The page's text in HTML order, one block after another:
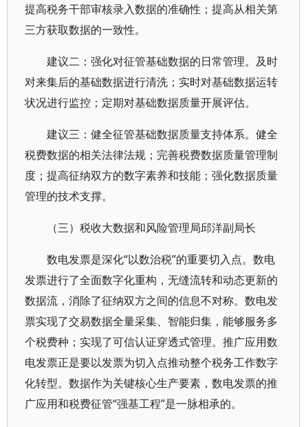
提高税务干部审核录入数据的准确性；提高从相关第
三方获取数据的一致性。
建议二：强化对征管基础数据的日常管理。及时
对来集后的基础数据进行清洗；实时对基础数据运转
状况进行监控；定期对基础数据质量开展评估。
建议三：健全征管基础数据质量支持体系。健全
税费数据的相关法律法规；完善税费数据质量管理制
度；提高征纳双方的数字素养和技能；强化数据质量
管理的技术支撑。
（三）税收大数据和风险管理局邱洋副局长
数电发票是深化“以数治税”的重要切入点。数电
发票进行了全面数字化重构，无缝流转和动态更新的
数据流，消除了征纳双方之间的信息不对称。数电发
票实现了交易数据全量采集、智能归集，能够服务多
个税费种；实现了可信认证穿透式管理。推广应用数
电发票正是要以发票为切入点推动整个税务工作数字
化转型。数据作为关键核心生产要素，数电发票的推
广应用和税费征管“强基工程”是一脉相承的。